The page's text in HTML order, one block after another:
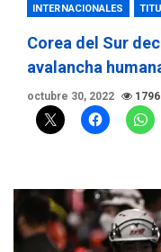
INTERNACIONALES
Corea del Sur
avalancha
octubre 30, 2022 1796